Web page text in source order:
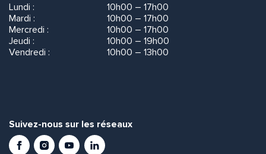
Lundi :
10h00 – 17h00
Mardi :
10h00 – 17h00
Mercredi :
10h00 – 17h00
Jeudi :
10h00 – 19h00
Vendredi :
10h00 – 13h00
Suivez-nous sur les réseaux
FacebookInstagramYoutubeLinkedIn